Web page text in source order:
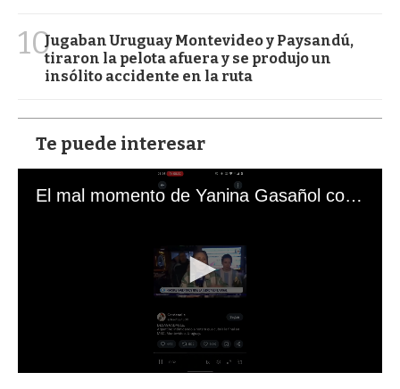
10Jugaban Uruguay Montevideo y Paysandú,
tiraron la pelota afuera y se produjo un
insólito accidente en la ruta
Te puede interesar
El mal momento de Yanina Gasañol con un hincha argentino en "Subrayado"